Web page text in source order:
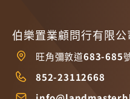
伯樂置業顧問行有限公
旺角彌敦道683-685
852-23112668